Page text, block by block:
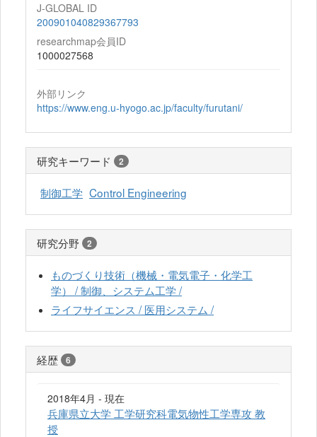
J-GLOBAL ID
200901040829367793
researchmap会員ID
1000027568
外部リンク
https://www.eng.u-hyogo.ac.jp/faculty/furutani/
研究キーワード 2
制御工学 Control Engineering
研究分野 2
ものづくり技術（機械・電気電子・化学工
学） / 制御、システム工学 /
ライフサイエンス / 医用システム /
経歴 6
2018年4月 - 現在
兵庫県立大学 工学研究科電気物性工学専攻 教
授